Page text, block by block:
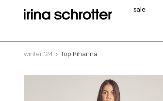
sale
winter '24 Top Rihanna